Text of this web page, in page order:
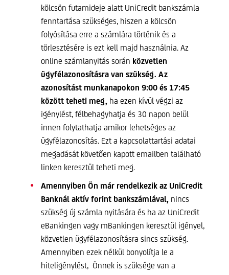
kölcsön futamideje alatt UniCredit bankszámla
fenntartása szükséges, hiszen a kölcsön
folyósítása erre a számlára történik és a
törlesztésére is ezt kell majd használnia. Az
online számlanyitás során közvetlen
ügyfélazonosításra van szükség. Az
azonosítást munkanapokon 9:00 és 17:45
között teheti meg, ha ezen kívül végzi az
igénylést, félbehagyhatja és 30 napon belül
innen folytathatja amikor lehetséges az
ügyfélazonosítás. Ezt a kapcsolattartási adatai
megadását követően kapott emailben található
linken keresztül teheti meg.
Amennyiben Ön már rendelkezik az UniCredit
Banknál aktív forint bankszámlával, nincs
szükség új számla nyitására és ha az UniCredit
eBankingen vagy mBankingen keresztül igényel,
közvetlen ügyfélazonosításra sincs szükség.
Amennyiben ezek nélkül bonyolítja le a
hiteligénylést, Önnek is szüksége van a